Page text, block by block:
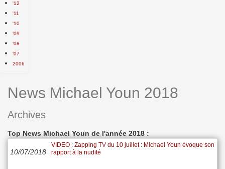
'12
'11
'10
'09
'08
'07
2006
News Michael Youn 2018
Archives
Top News Michael Youn de l'année 2018 :
10/07/2018
VIDEO : Zapping TV du 10 juillet : Michael Youn évoque son
rapport à la nudité